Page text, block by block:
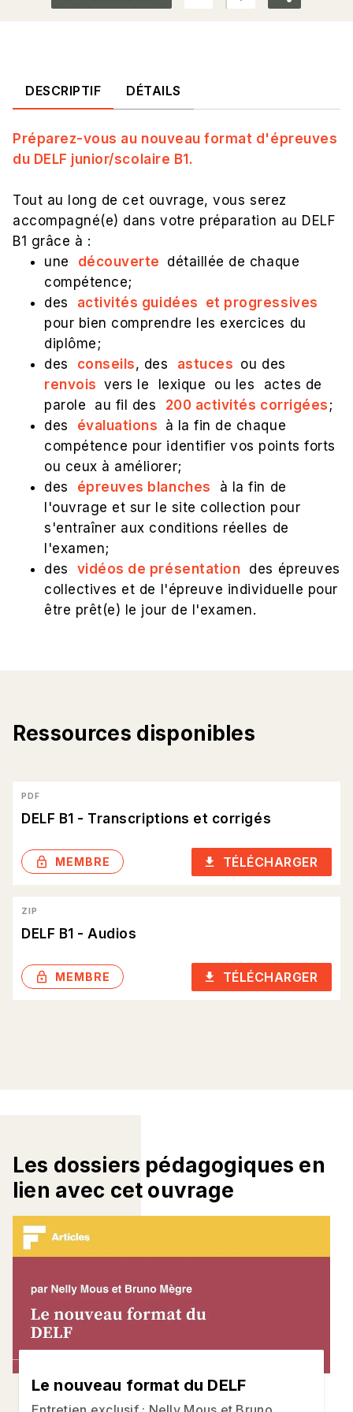
DESCRIPTIF DÉTAILS
Préparez-vous au nouveau format d'épreuves
du DELF junior/scolaire B1.
Tout au long de cet ouvrage, vous serez
accompagné(e) dans votre préparation au DELF
B1 grâce à :
une découverte détaillée de chaque
compétence;
des activités guidées et progressives
pour bien comprendre les exercices du
diplôme;
des conseils, des astuces ou des
renvois vers le lexique ou les actes de
parole au fil des 200 activités corrigées ;
des évaluations à la fin de chaque
compétence pour identifier vos points forts
ou ceux à améliorer;
des épreuves blanches à la fin de
l'ouvrage et sur le site collection pour
s'entraîner aux conditions réelles de
l'examen;
des vidéos de présentation des épreuves
collectives et de l'épreuve individuelle pour
être prêt(e) le jour de l'examen.
Ressources disponibles
PDF
DELF B1 - Transcriptions et corrigés
lock_outlinedMEMBRE download TÉLÉCHARGER
ZIP
DELF B1 - Audios
lock_outlinedMEMBRE download TÉLÉCHARGER
Les dossiers pédagogiques en
lien avec cet ouvrage
Le nouveau format du DELF